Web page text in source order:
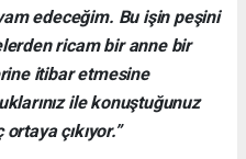
edeceğim. Bu işin peşini
ricam bir anne bir
itibar etmesine
ile konuştuğunuz
çıkıyor.”